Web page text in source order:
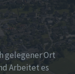
gelegener Ort
Arbeitet es